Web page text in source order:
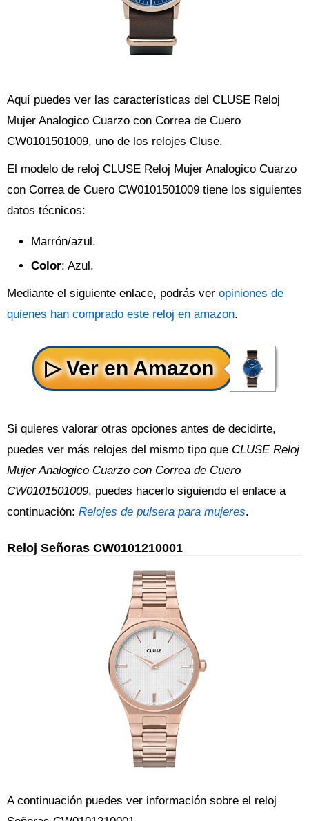
Aquí puedes ver las características del CLUSE Reloj
Mujer Analogico Cuarzo con Correa de Cuero
CW0101501009, uno de los relojes Cluse.
El modelo de reloj CLUSE Reloj Mujer Analogico Cuarzo
con Correa de Cuero CW0101501009 tiene los siguientes
datos técnicos:
Marrón/azul.
Color: Azul.
Mediante el siguiente enlace, podrás ver opiniones de
quienes han comprado este reloj en amazon.
Si quieres valorar otras opciones antes de decidirte,
puedes ver más relojes del mismo tipo que CLUSE Reloj
Mujer Analogico Cuarzo con Correa de Cuero
CW0101501009, puedes hacerlo siguiendo el enlace a
continuación: Relojes de pulsera para mujeres.
Reloj Señoras CW0101210001
A continuación puedes ver información sobre el reloj